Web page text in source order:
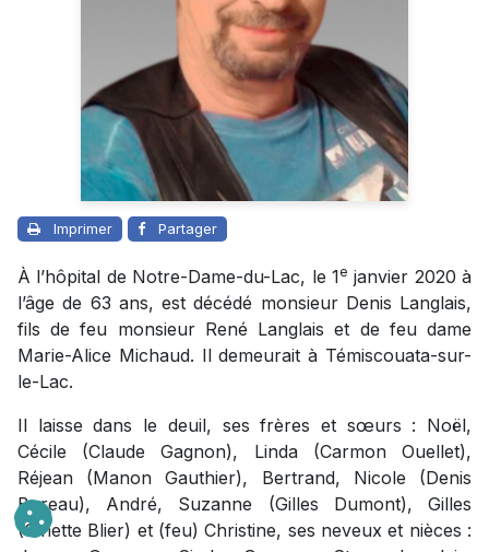
Imprimer Partager
À l’hôpital de Notre-Dame-du-Lac, le 1e janvier 2020 à
l’âge de 63 ans, est décédé monsieur Denis Langlais,
fils de feu monsieur René Langlais et de feu dame
Marie-Alice Michaud. Il demeurait à Témiscouata-sur-
le-Lac.
Il laisse dans le deuil, ses frères et sœurs : Noël,
Cécile (Claude Gagnon), Linda (Carmon Ouellet),
Réjean (Manon Gauthier), Bertrand, Nicole (Denis
Bureau), André, Suzanne (Gilles Dumont), Gilles
(Ginette Blier) et (feu) Christine, ses neveux et nièces :